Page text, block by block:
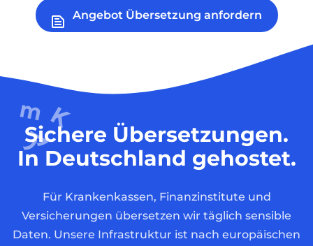
Angebot Übersetzung anfordern
Sichere Übersetzungen.
In Deutschland gehostet.
Für Krankenkassen, Finanzinstitute und
Versicherungen übersetzen wir täglich sensible
Daten. Unsere Infrastruktur ist nach europäischen